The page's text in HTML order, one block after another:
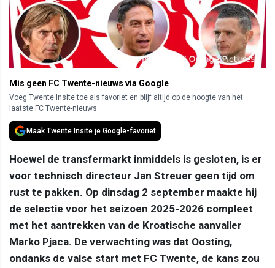
Mis geen FC Twente-nieuws via Google
Voeg Twente Insite toe als favoriet en blijf altijd op de hoogte van het
laatste FC Twente-nieuws.
Maak Twente Insite je Google-favoriet
Hoewel de transfermarkt inmiddels is gesloten, is er
voor technisch directeur Jan Streuer geen tijd om
rust te pakken. Op dinsdag 2 september maakte hij
de selectie voor het seizoen 2025-2026 compleet
met het aantrekken van de Kroatische aanvaller
Marko Pjaca. De verwachting was dat Oosting,
ondanks de valse start met FC Twente, de kans zou